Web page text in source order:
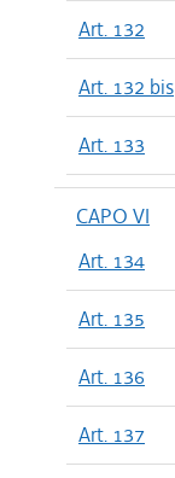
Art. 132
Art. 132 bis
Art. 133
CAPO VI
Art. 134
Art. 135
Art. 136
Art. 137